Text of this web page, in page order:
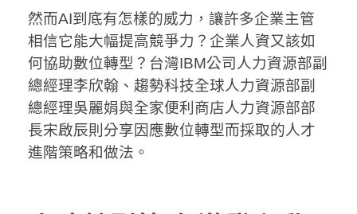
然而AI到底有怎樣的威力，讓許多企業主管
相信它能大幅提高競爭力？企業人資又該如
何協助數位轉型？台灣IBM公司人力資源部副
總經理李欣翰、趨勢科技全球人力資源部副
總經理吳麗娟與全家便利商店人力資源部部
長宋啟辰則分享因應數位轉型而採取的人才
進階策略和做法。